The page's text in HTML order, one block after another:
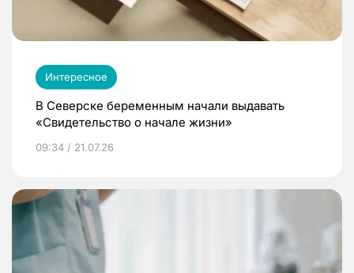
Интересное
В Северске беременным начали выдавать
«Свидетельство о начале жизни»
09:34 / 21.07.26